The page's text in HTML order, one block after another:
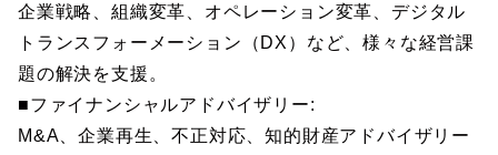
企業戦略、組織変革、オペレーション変革、デジタル
トランスフォーメーション（DX）など、様々な経営課
題の解決を支援。
■ファイナンシャルアドバイザリー:
M&A、企業再生、不正対応、知的財産アドバイザリー